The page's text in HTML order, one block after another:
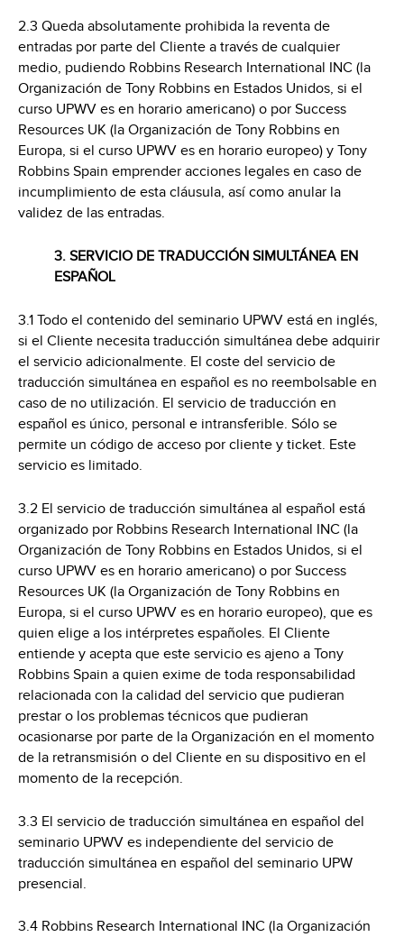
2.3 Queda absolutamente prohibida la reventa de
entradas por parte del Cliente a través de cualquier
medio, pudiendo Robbins Research International INC (la
Organización de Tony Robbins en Estados Unidos, si el
curso UPWV es en horario americano) o por Success
Resources UK (la Organización de Tony Robbins en
Europa, si el curso UPWV es en horario europeo) y Tony
Robbins Spain emprender acciones legales en caso de
incumplimiento de esta cláusula, así como anular la
validez de las entradas.
3. SERVICIO DE TRADUCCIÓN SIMULTÁNEA EN
ESPAÑOL
3.1 Todo el contenido del seminario UPWV está en inglés,
si el Cliente necesita traducción simultánea debe adquirir
el servicio adicionalmente. El coste del servicio de
traducción simultánea en español es no reembolsable en
caso de no utilización. El servicio de traducción en
español es único, personal e intransferible. Sólo se
permite un código de acceso por cliente y ticket. Este
servicio es limitado.
3.2 El servicio de traducción simultánea al español está
organizado por Robbins Research International INC (la
Organización de Tony Robbins en Estados Unidos, si el
curso UPWV es en horario americano) o por Success
Resources UK (la Organización de Tony Robbins en
Europa, si el curso UPWV es en horario europeo), que es
quien elige a los intérpretes españoles. El Cliente
entiende y acepta que este servicio es ajeno a Tony
Robbins Spain a quien exime de toda responsabilidad
relacionada con la calidad del servicio que pudieran
prestar o los problemas técnicos que pudieran
ocasionarse por parte de la Organización en el momento
de la retransmisión o del Cliente en su dispositivo en el
momento de la recepción.
3.3 El servicio de traducción simultánea en español del
seminario UPWV es independiente del servicio de
traducción simultánea en español del seminario UPW
presencial.
3.4 Robbins Research International INC (la Organización